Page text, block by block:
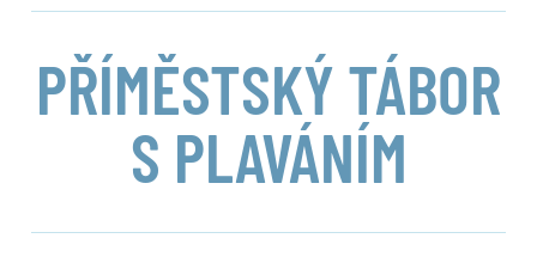
PŘÍMĚSTSKÝ TÁBOR
S PLAVÁNÍM